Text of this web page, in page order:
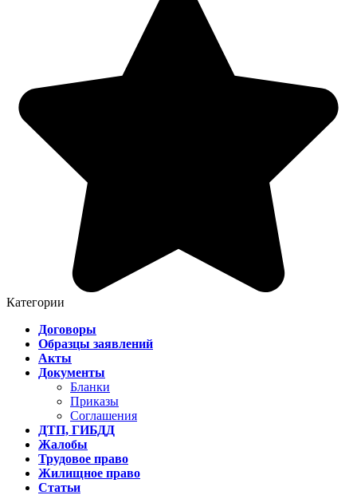
Категории
Договоры
Образцы заявлений
Акты
Документы
Бланки
Приказы
Соглашения
ДТП, ГИБДД
Жалобы
Трудовое право
Жилищное право
Статьи